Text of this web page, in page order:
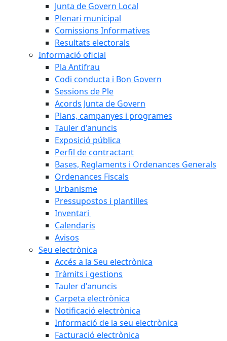
Junta de Govern Local
Plenari municipal
Comissions Informatives
Resultats electorals
Informació oficial
Pla Antifrau
Codi conducta i Bon Govern
Sessions de Ple
Acords Junta de Govern
Plans, campanyes i programes
Tauler d'anuncis
Exposició pública
Perfil de contractant
Bases, Reglaments i Ordenances Generals
Ordenances Fiscals
Urbanisme
Pressupostos i plantilles
Inventari
Calendaris
Avisos
Seu electrònica
Accés a la Seu electrònica
Tràmits i gestions
Tauler d'anuncis
Carpeta electrònica
Notificació electrònica
Informació de la seu electrònica
Facturació electrònica